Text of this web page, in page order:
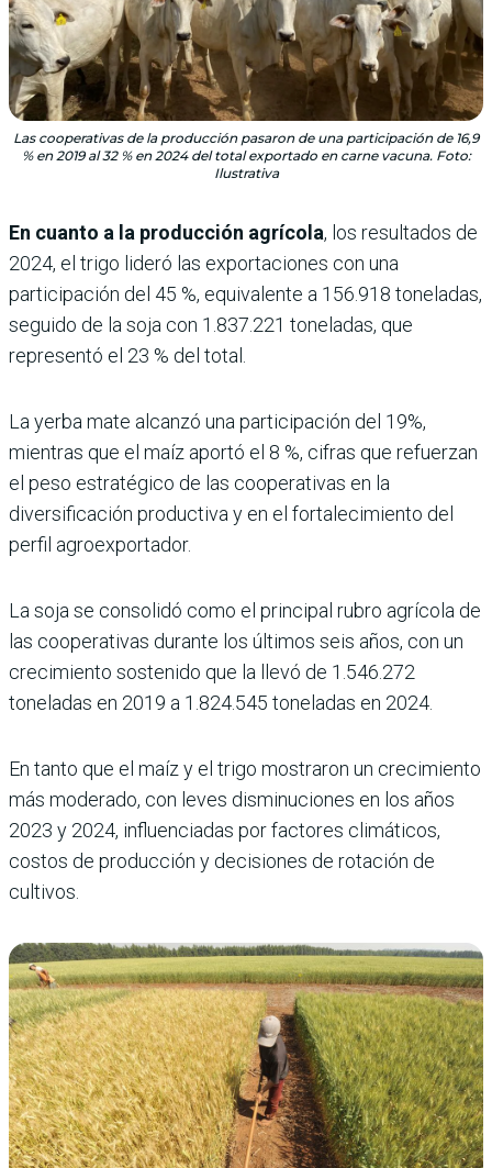
Las cooperativas de la producción pasaron de una participación de 16,9
% en 2019 al 32 % en 2024 del total exportado en carne vacuna. Foto:
Ilustrativa
En cuanto a la producción agrícola, los resultados de
2024, el trigo lideró las exportaciones con una
participación del 45 %, equivalente a 156.918 toneladas,
seguido de la soja con 1.837.221 toneladas, que
representó el 23 % del total.
La yerba mate alcanzó una participación del 19%,
mientras que el maíz aportó el 8 %, cifras que refuerzan
el peso estratégico de las cooperativas en la
diversificación productiva y en el fortalecimiento del
perfil agroexportador.
La soja se consolidó como el principal rubro agrícola de
las cooperativas durante los últimos seis años, con un
crecimiento sostenido que la llevó de 1.546.272
toneladas en 2019 a 1.824.545 toneladas en 2024.
En tanto que el maíz y el trigo mostraron un crecimiento
más moderado, con leves disminuciones en los años
2023 y 2024, influenciadas por factores climáticos,
costos de producción y decisiones de rotación de
cultivos.